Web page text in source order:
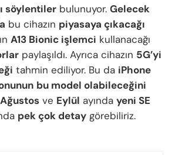
söylentiler bulunuyor. Gelecek
bu cihazın piyasaya çıkacağı
A13 Bionic işlemci kullanacağı
paylaşıldı. Ayrıca cihazın 5G’yi
tahmin ediliyor. Bu da iPhone
bu model olabileceğini
Ağustos ve Eylül ayında yeni SE
pek çok detay görebiliriz.